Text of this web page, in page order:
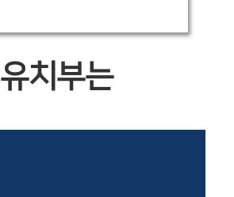
유치부는